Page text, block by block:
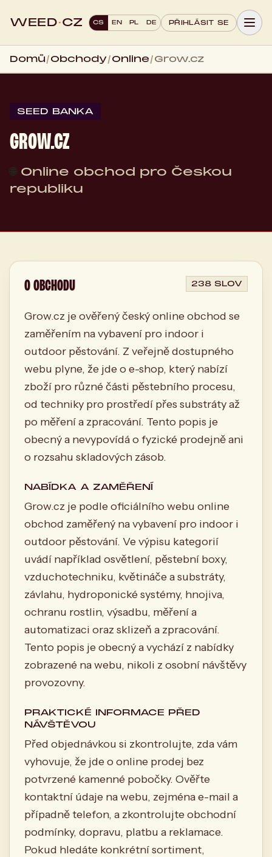
WEED·CZ CS EN PL DE PŘIHLÁSIT SE
Domů/Obchody/Online/Grow.cz
SEED BANKA
GROW.CZ
🌐Online obchod pro Českou
republiku
O OBCHODU 238 SLOV
Grow.cz je ověřený český online obchod se
zaměřením na vybavení pro indoor i
outdoor pěstování. Z veřejně dostupného
webu plyne, že jde o e-shop, který nabízí
zboží pro různé části pěstebního procesu,
od techniky pro prostředí přes substráty až
po měření a zpracování. Tento popis je
obecný a nevypovídá o fyzické prodejně ani
o rozsahu skladových zásob.
NABÍDKA A ZAMĚŘENÍ
Grow.cz je podle oficiálního webu online
obchod zaměřený na vybavení pro indoor i
outdoor pěstování. Ve výpisu kategorií
uvádí například osvětlení, pěstební boxy,
vzduchotechniku, květináče a substráty,
závlahu, hydroponické systémy, hnojiva,
ochranu rostlin, výsadbu, měření a
automatizaci oraz sklizeň a zpracování.
Tento popis je obecný a vychází z nabídky
zobrazené na webu, nikoli z osobní návštěvy
provozovny.
PRAKTICKÉ INFORMACE PŘED
NÁVŠTĚVOU
Před objednávkou si zkontrolujte, zda vám
vyhovuje, že jde o online prodej bez
potvrzené kamenné pobočky. Ověřte
kontaktní údaje na webu, zejména e-mail a
případně telefon, a zkontrolujte obchodní
podmínky, dopravu, platbu a reklamace.
Pokud hledáte konkrétní sortiment,